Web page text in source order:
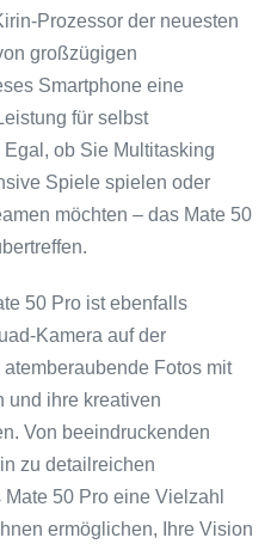
Prozessor der neuesten
großzügigen
Smartphone eine
für selbst
ob Sie Multitasking
Spiele spielen oder
möchten – das Mate 50
50 Pro ist ebenfalls
Kamera auf der
Fotos mit
und ihre kreativen
Von beeindruckenden
zu detailreichen
50 Pro eine Vielzahl
ermöglichen, Ihre Vision